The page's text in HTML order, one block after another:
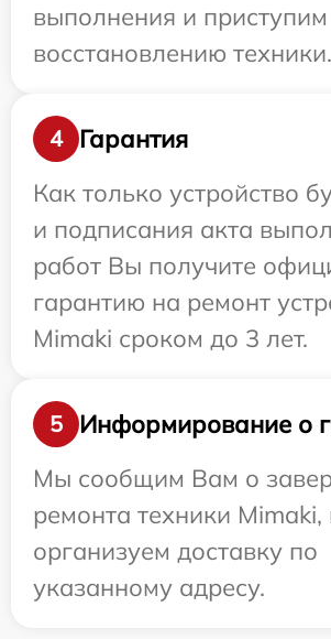
выполнения и
восстановлению техники.
4
Гарантия
Как только устройство
и подписания акта
работ Вы получите
гарантию на ремонт
Mimaki сроком до 3 лет.
5
Информирование о
Мы сообщим Вам о
ремонта техники
организуем доставку по
указанному адресу.